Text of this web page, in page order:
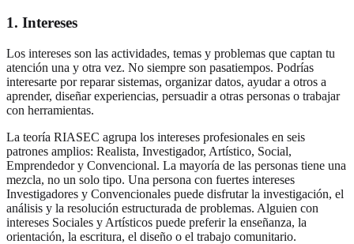
1. Intereses
Los intereses son las actividades, temas y problemas que captan tu
atención una y otra vez. No siempre son pasatiempos. Podrías
interesarte por reparar sistemas, organizar datos, ayudar a otros a
aprender, diseñar experiencias, persuadir a otras personas o trabajar
con herramientas.
La teoría RIASEC agrupa los intereses profesionales en seis
patrones amplios: Realista, Investigador, Artístico, Social,
Emprendedor y Convencional. La mayoría de las personas tiene una
mezcla, no un solo tipo. Una persona con fuertes intereses
Investigadores y Convencionales puede disfrutar la investigación, el
análisis y la resolución estructurada de problemas. Alguien con
intereses Sociales y Artísticos puede preferir la enseñanza, la
orientación, la escritura, el diseño o el trabajo comunitario.